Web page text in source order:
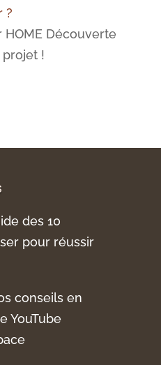
?
HOME Découverte
!
des 10
pour réussir
conseils en
YouTube